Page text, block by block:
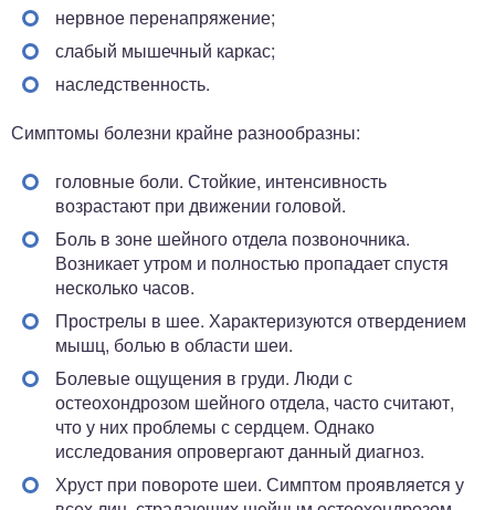
нервное перенапряжение;
слабый мышечный каркас;
наследственность.
Симптомы болезни крайне разнообразны:
головные боли. Стойкие, интенсивность
возрастают при движении головой.
Боль в зоне шейного отдела позвоночника.
Возникает утром и полностью пропадает спустя
несколько часов.
Прострелы в шее. Характеризуются отвердением
мышц, болью в области шеи.
Болевые ощущения в груди. Люди с
остеохондрозом шейного отдела, часто считают,
что у них проблемы с сердцем. Однако
исследования опровергают данный диагноз.
Хруст при повороте шеи. Симптом проявляется у